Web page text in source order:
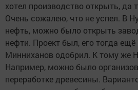
хотел производство открыть, да
Очень сожалею, что не успел. В
нефть, можно было открыть
нефти. Проект был, его тогда
Минниханов одобрил. К тому же
Например, можно было
переработке древесины.